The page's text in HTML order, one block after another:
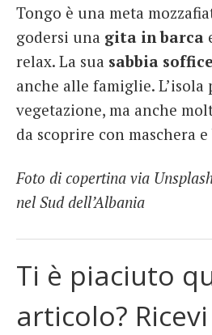
Tongo è una meta
godersi una gita in barca
relax. La sua sabbia soffice
anche alle famiglie.
vegetazione, ma anche
da scoprire con maschera
Foto di copertina via
nel Sud dell’Albania
Ti è piaciuto
articolo?